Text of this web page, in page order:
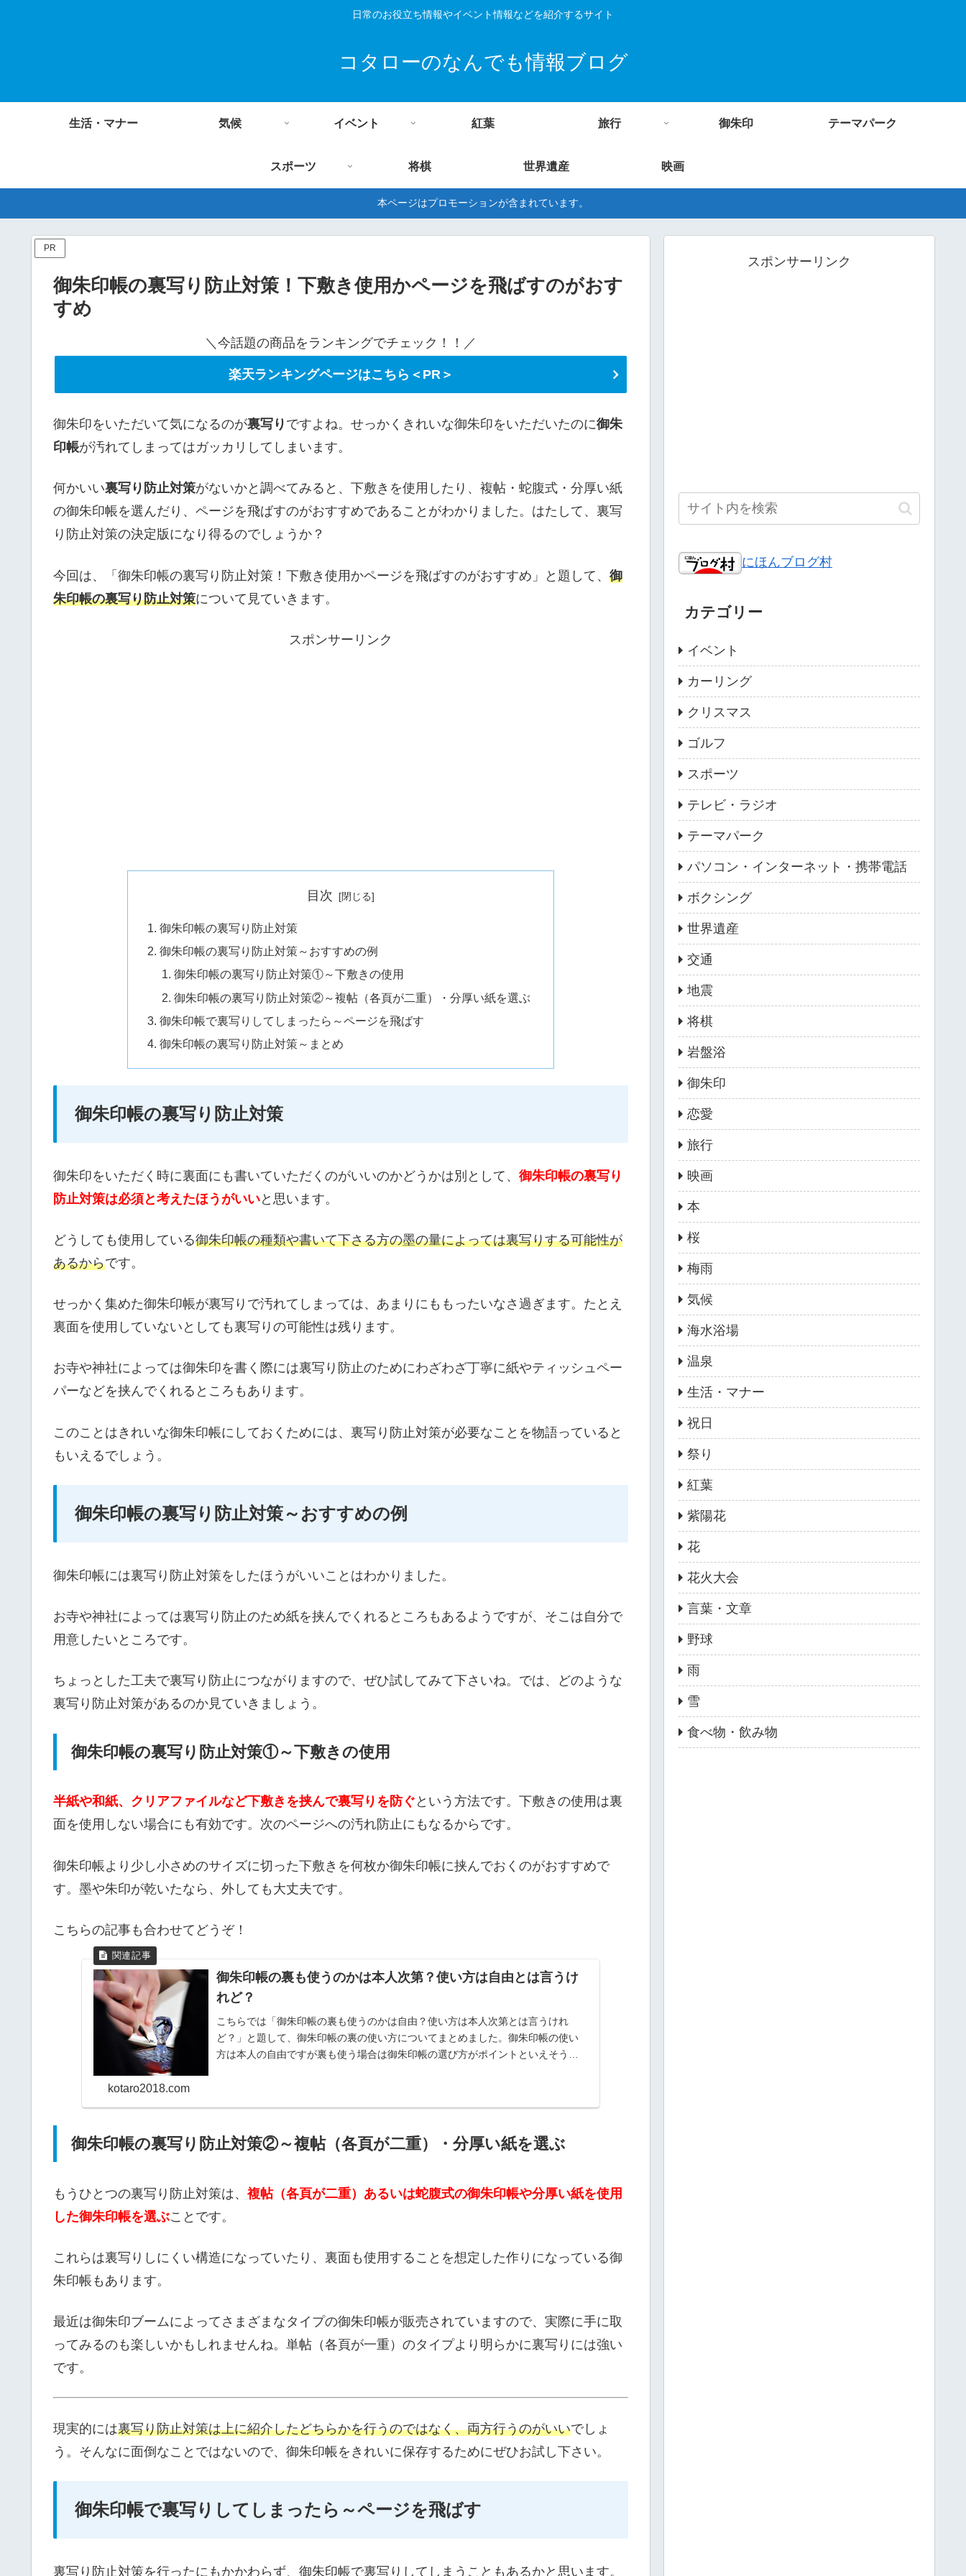
日常のお役立ち情報やイベント情報などを紹介するサイト
コタローのなんでも情報ブログ
生活・マナー 気候 イベント 紅葉 旅行 御朱印 テーマパーク
スポーツ 将棋 世界遺産 映画
本ページはプロモーションが含まれています。
PR
御朱印帳の裏写り防止対策！下敷き使用かページを飛ばすのがおす
すめ
＼今話題の商品をランキングでチェック！！／
楽天ランキングページはこちら＜PR＞
御朱印をいただいて気になるのが裏写り ですよね。せっかくきれいな御朱印をいただいたのに御朱
印帳が汚れてしまってはガッカリしてしまいます。
何かいい裏写り防止対策がないかと調べてみると、下敷きを使用したり、複帖・蛇腹式・分厚い紙
の御朱印帳を選んだり、ページを飛ばすのがおすすめであることがわかりました。はたして、裏写
り防止対策の決定版になり得るのでしょうか？
今回は、「御朱印帳の裏写り防止対策！下敷き使用かページを飛ばすのがおすすめ」と題して、 御
朱印帳の裏写り防止対策について見ていきます。
スポンサーリンク
目次
御朱印帳の裏写り防止対策
御朱印帳の裏写り防止対策～おすすめの例
御朱印帳の裏写り防止対策①～下敷きの使用
御朱印帳の裏写り防止対策②～複帖（各頁が二重）・分厚い紙を選ぶ
御朱印帳で裏写りしてしまったら～ページを飛ばす
御朱印帳の裏写り防止対策～まとめ
御朱印帳の裏写り防止対策
御朱印をいただく時に裏面にも書いていただくのがいいのかどうかは別として、 御朱印帳の裏写り
防止対策は必須と考えたほうがいいと思います。
どうしても使用している御朱印帳の種類や書いて下さる方の墨の量によっては裏写りする可能性が
あるからです。
せっかく集めた御朱印帳が裏写りで汚れてしまっては、あまりにももったいなさ過ぎます。たとえ
裏面を使用していないとしても裏写りの可能性は残ります。
お寺や神社によっては御朱印を書く際には裏写り防止のためにわざわざ丁寧に紙やティッシュペー
パーなどを挟んでくれるところもあります。
このことはきれいな御朱印帳にしておくためには、裏写り防止対策が必要なことを物語っていると
もいえるでしょう。
御朱印帳の裏写り防止対策～おすすめの例
御朱印帳には裏写り防止対策をしたほうがいいことはわかりました。
お寺や神社によっては裏写り防止のため紙を挟んでくれるところもあるようですが、そこは自分で
用意したいところです。
ちょっとした工夫で裏写り防止につながりますので、ぜひ試してみて下さいね。では、どのような
裏写り防止対策があるのか見ていきましょう。
御朱印帳の裏写り防止対策①～下敷きの使用
半紙や和紙、クリアファイルなど下敷きを挟んで裏写りを防ぐ という方法です。下敷きの使用は裏
面を使用しない場合にも有効です。次のページへの汚れ防止にもなるからです。
御朱印帳より少し小さめのサイズに切った下敷きを何枚か御朱印帳に挟んでおくのがおすすめで
す。墨や朱印が乾いたなら、外しても大丈夫です。
こちらの記事も合わせてどうぞ！
御朱印帳の裏も使うのかは本人次第？使い方は自由とは言うけ
れど？
こちらでは「御朱印帳の裏も使うのかは自由？使い方は本人次第とは言うけれ
ど？」と題して、御朱印帳の裏の使い方についてまとめました。御朱印帳の使い
方は本人の自由ですが裏も使う場合は御朱印帳の選び方がポイントといえそうで
kotaro2018.com
御朱印帳の裏写り防止対策②～複帖（各頁が二重）・分厚い紙を選ぶ
もうひとつの裏写り防止対策は、 複帖（各頁が二重）あるいは蛇腹式の御朱印帳や分厚い紙を使用
した御朱印帳を選ぶことです。
これらは裏写りしにくい構造になっていたり、裏面も使用することを想定した作りになっている御
朱印帳もあります。
最近は御朱印ブームによってさまざまなタイプの御朱印帳が販売されていますので、実際に手に取
ってみるのも楽しいかもしれませんね。単帖（各頁が一重）のタイプより明らかに裏写りには強い
です。
現実的には裏写り防止対策は上に紹介したどちらかを行うのではなく、両方行うのがいいでしょ
う。そんなに面倒なことではないので、御朱印帳をきれいに保存するためにぜひお試し下さい。
御朱印帳で裏写りしてしまったら～ページを飛ばす
裏写り防止対策を行ったにもかかわらず、御朱印帳で裏写りしてしまうこともあるかと思います。
スポンサーリンク
にほんブログ村
カテゴリー
イベント
カーリング
クリスマス
ゴルフ
スポーツ
テレビ・ラジオ
テーマパーク
パソコン・インターネット・携帯電話
ボクシング
世界遺産
交通
地震
将棋
岩盤浴
御朱印
恋愛
旅行
映画
本
桜
梅雨
気候
海水浴場
温泉
生活・マナー
祝日
祭り
紅葉
紫陽花
花
花火大会
言葉・文章
野球
雨
雪
食べ物・飲み物